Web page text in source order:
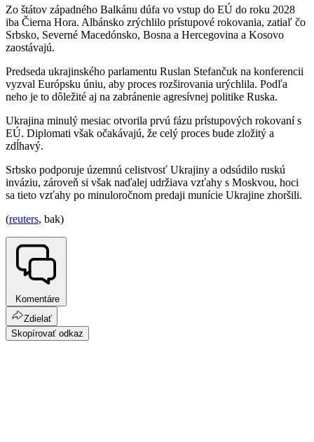
Zo štátov západného Balkánu dúfa vo vstup do EÚ do roku 2028
iba Čierna Hora. Albánsko zrýchlilo prístupové rokovania, zatiaľ čo
Srbsko, Severné Macedónsko, Bosna a Hercegovina a Kosovo
zaostávajú.
Predseda ukrajinského parlamentu Ruslan Stefančuk na konferencii
vyzval Európsku úniu, aby proces rozširovania urýchlila. Podľa
neho je to dôležité aj na zabránenie agresívnej politike Ruska.
Ukrajina minulý mesiac otvorila prvú fázu prístupových rokovaní s
EÚ. Diplomati však očakávajú, že celý proces bude zložitý a
zdĺhavý.
Srbsko podporuje územnú celistvosť Ukrajiny a odsúdilo ruskú
inváziu, zároveň si však naďalej udržiava vzťahy s Moskvou, hoci
sa tieto vzťahy po minuloročnom predaji munície Ukrajine zhoršili.
(reuters, bak)
Komentáre
Zdielať
Skopírovať odkaz